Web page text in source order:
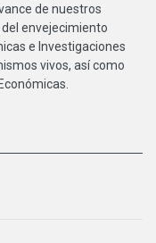
de nuestros
envejecimiento
e Investigaciones
vivos, así como